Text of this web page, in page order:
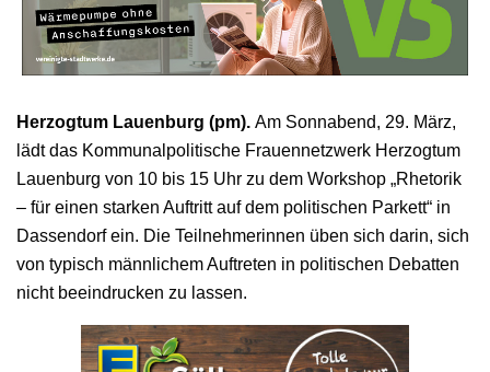
Herzogtum Lauenburg (pm). Am Sonnabend, 29. März,
lädt das Kommunalpolitische Frauennetzwerk Herzogtum
Lauenburg von 10 bis 15 Uhr zu dem Workshop „Rhetorik
– für einen starken Auftritt auf dem politischen Parkett“ in
Dassendorf ein. Die Teilnehmerinnen üben sich darin, sich
von typisch männlichem Auftreten in politischen Debatten
nicht beeindrucken zu lassen.